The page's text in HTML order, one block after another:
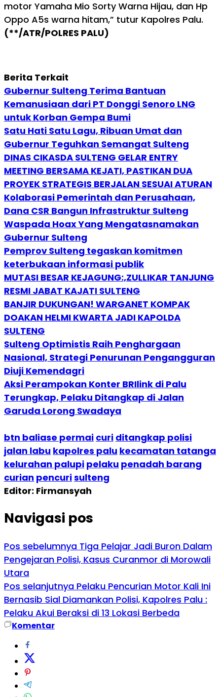
motor Yamaha Mio Sorty Warna Hijau, dan Hp
Oppo A5s warna hitam,” tutur Kapolres Palu.
(**/ATR/POLRES PALU)
Berita Terkait
Gubernur Sulteng Terima Bantuan
Kemanusiaan dari PT Donggi Senoro LNG
untuk Korban Gempa Bumi
Satu Hati Satu Lagu, Ribuan Umat dan
Gubernur Teguhkan Semangat Sulteng
DINAS CIKASDA SULTENG GELAR ENTRY
MEETING BERSAMA KEJATI, PASTIKAN DUA
PROYEK STRATEGIS BERJALAN SESUAI ATURAN
Kolaborasi Pemerintah dan Perusahaan,
Dana CSR Bangun Infrastruktur Sulteng
Waspada Hoax Yang Mengatasnamakan
Gubernur Sulteng
Pemprov Sulteng tegaskan komitmen
keterbukaan informasi publik
MUTASI BESAR KEJAGUNG:,ZULLIKAR TANJUNG
RESMI JABAT KAJATI SULTENG
BANJIR DUKUNGAN! WARGANET KOMPAK
DOAKAN HELMI KWARTA JADI KAPOLDA
SULTENG
Sulteng Optimistis Raih Penghargaan
Nasional, Strategi Penurunan Pengangguran
Diuji Kemendagri
Aksi Perampokan Konter BRIlink di Palu
Terungkap, Pelaku Ditangkap di Jalan
Garuda Lorong Swadaya
btn baliase permai curi ditangkap polisi
jalan labu kapolres palu kecamatan tatanga
kelurahan palupi pelaku penadah barang
curian pencurisulteng
Editor: Firmansyah
Navigasi pos
Pos sebelumnya Tiga Pelajar Jadi Buron Dalam
Pengejaran Polisi, Kasus Curanmor di Morowali
Utara
Pos selanjutnya Pelaku Pencurian Motor Kali Ini
Bernasib Sial Diamankan Polisi, Kapolres Palu :
Pelaku Akui Beraksi di 13 Lokasi Berbeda
Komentar